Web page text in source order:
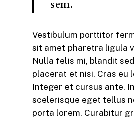
sem.
Vestibulum porttitor
sit amet pharetra ligula
Nulla felis mi, blandit
placerat et nisi. Cras eu
Integer et cursus ante.
scelerisque eget tellus
porta lorem. Curabitur